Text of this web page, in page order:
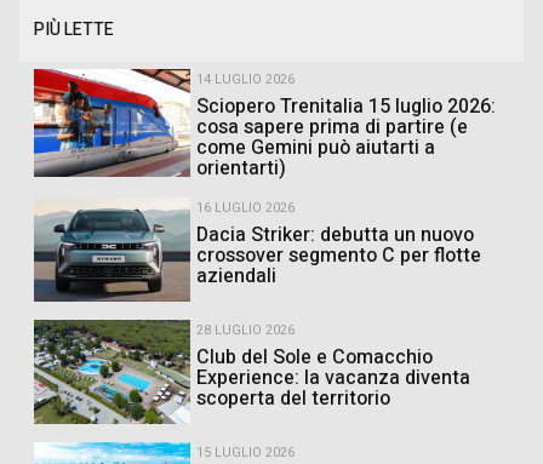
PIÙ LETTE
14 LUGLIO 2026
Sciopero Trenitalia 15 luglio 2026:
cosa sapere prima di partire (e
come Gemini può aiutarti a
orientarti)
16 LUGLIO 2026
Dacia Striker: debutta un nuovo
crossover segmento C per flotte
aziendali
28 LUGLIO 2026
Club del Sole e Comacchio
Experience: la vacanza diventa
scoperta del territorio
15 LUGLIO 2026